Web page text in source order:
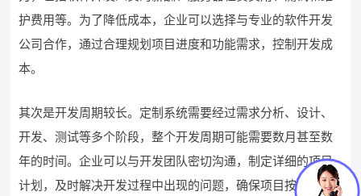
护费用等。为了降低成本，企业可以选择与专业的软件开发
公司合作，通过合理规划项目进度和功能需求，控制开发成
本。
其次是开发周期较长。定制系统需要经过需求分析、设计、
开发、测试等多个阶段，整个开发周期可能需要数月甚至数
年的时间。企业可以与开发团队密切沟通，制定详细的项目
计划，及时解决开发过程中出现的问题，确保项目按时交